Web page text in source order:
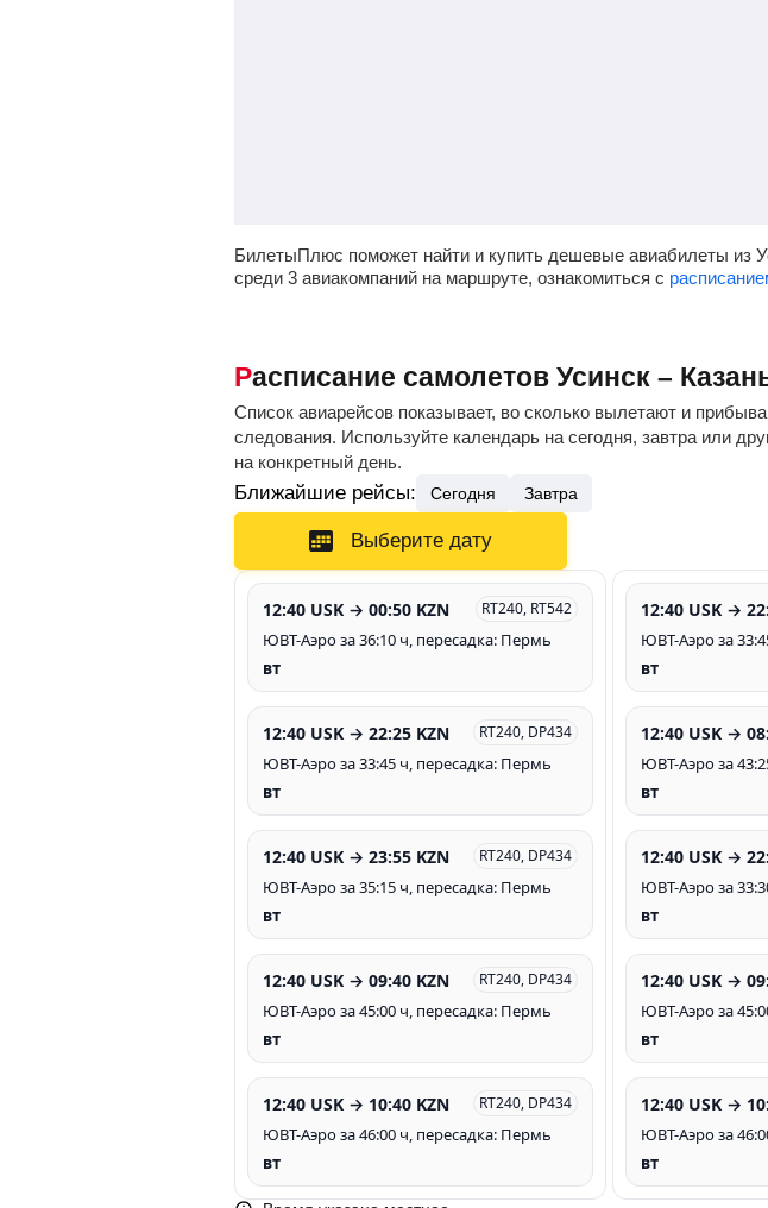
БилетыПлюс поможет найти и купить дешевые авиабилеты из
среди 3 авиакомпаний на маршруте, ознакомиться с
Расписание самолетов Усинск –
Список авиарейсов показывает, во сколько вылетают и
следования. Используйте календарь на сегодня, завтра или
на конкретный день.
Ближайшие рейсы: Сегодня Завтра
Выберите дату
12:40 USK → 00:50 KZN RT240, RT542
ЮВТ-Аэро за 36:10 ч, пересадка: Пермь
вт
12:40 USK → 22:25 KZN RT240, DP434
ЮВТ-Аэро за 33:45 ч, пересадка: Пермь
вт
12:40 USK → 23:55 KZN RT240, DP434
ЮВТ-Аэро за 35:15 ч, пересадка: Пермь
вт
12:40 USK → 09:40 KZN RT240, DP434
ЮВТ-Аэро за 45:00 ч, пересадка: Пермь
вт
12:40 USK → 10:40 KZN RT240, DP434
ЮВТ-Аэро за 46:00 ч, пересадка: Пермь
вт
12:40 USK →
ЮВТ-Аэро за
вт
12:40 USK →
ЮВТ-Аэро за
вт
12:40 USK →
ЮВТ-Аэро за
вт
12:40 USK →
ЮВТ-Аэро за
вт
12:40 USK →
ЮВТ-Аэро за
вт